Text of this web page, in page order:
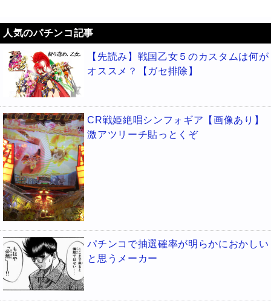
人気のパチンコ記事
【先読み】戦国乙女５のカスタムは何が
オススメ？【ガセ排除】
CR戦姫絶唱シンフォギア【画像あり】
激アツリーチ貼っとくぞ
パチンコで抽選確率が明らかにおかしい
と思うメーカー